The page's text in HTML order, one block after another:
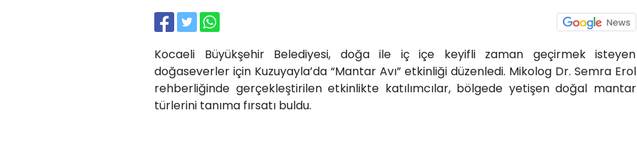
Kocaeli Büyükşehir Belediyesi, doğa ile iç içe keyifli zaman geçirmek isteyen
doğaseverler için Kuzuyayla’da “Mantar Avı” etkinliği düzenledi. Mikolog Dr. Semra Erol
rehberliğinde gerçekleştirilen etkinlikte katılımcılar, bölgede yetişen doğal mantar
türlerini tanıma fırsatı buldu.